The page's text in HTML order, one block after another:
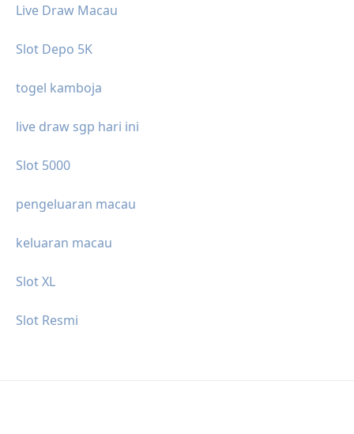
Live Draw Macau
Slot Depo 5K
togel kamboja
live draw sgp hari ini
Slot 5000
pengeluaran macau
keluaran macau
Slot XL
Slot Resmi